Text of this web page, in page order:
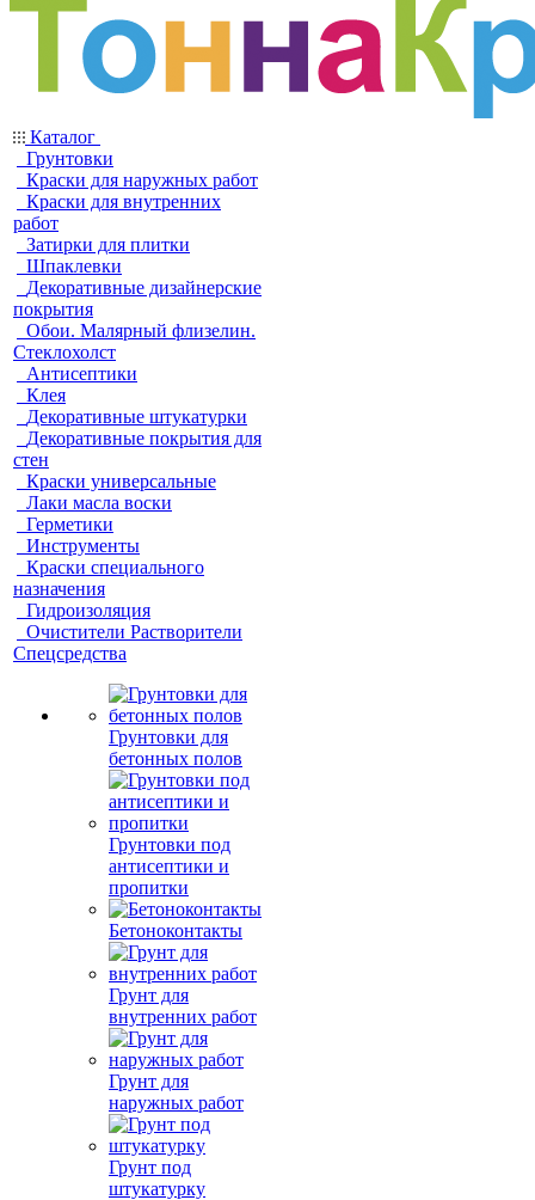
Каталог
Грунтовки
Краски для наружных работ
Краски для внутренних
работ
Затирки для плитки
Шпаклевки
Декоративные дизайнерские
покрытия
Обои. Малярный флизелин.
Стеклохолст
Антисептики
Клея
Декоративные штукатурки
Декоративные покрытия для
стен
Краски универсальные
Лаки масла воски
Герметики
Инструменты
Краски специального
назначения
Гидроизоляция
Очистители Растворители
Спецсредства
Грунтовки для
бетонных полов
Грунтовки под
антисептики и
пропитки
Бетоноконтакты
Грунт для
внутренних работ
Грунт для
наружных работ
Грунт под
штукатурку